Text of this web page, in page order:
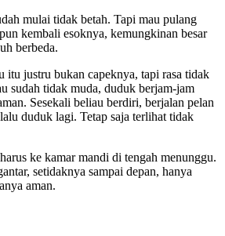
mulai tidak betah. Tapi mau pulang
kembali esoknya, kemungkinan besar
berbeda.
itu justru bukan capeknya, tapi rasa tidak
sudah tidak muda, duduk berjam-jam
Sesekali beliau berdiri, berjalan pelan
duduk lagi. Tetap saja terlihat tidak
ke kamar mandi di tengah menunggu.
setidaknya sampai depan, hanya
aman.